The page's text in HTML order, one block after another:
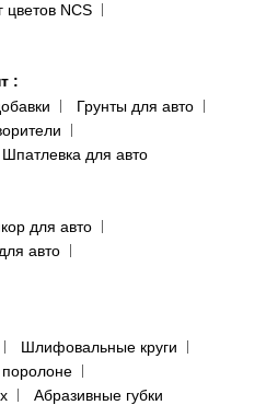
цветов NCS
:
Грунты для авто
Шпатлевка для авто
для авто
авто
Шлифовальные круги
Абразивные губки